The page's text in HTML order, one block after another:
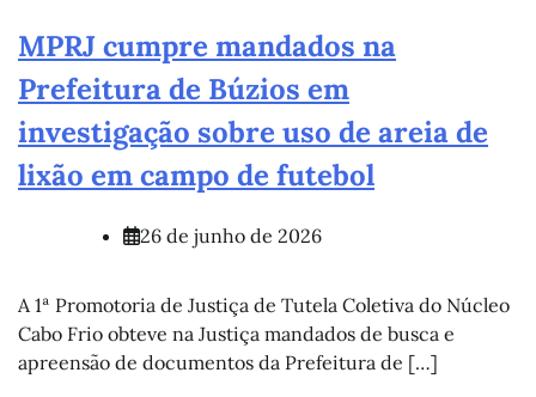
MPRJ cumpre mandados na
Prefeitura de Búzios em
investigação sobre uso de areia de
lixão em campo de futebol
26 de junho de 2026
A 1ª Promotoria de Justiça de Tutela Coletiva do Núcleo
Cabo Frio obteve na Justiça mandados de busca e
apreensão de documentos da Prefeitura de […]